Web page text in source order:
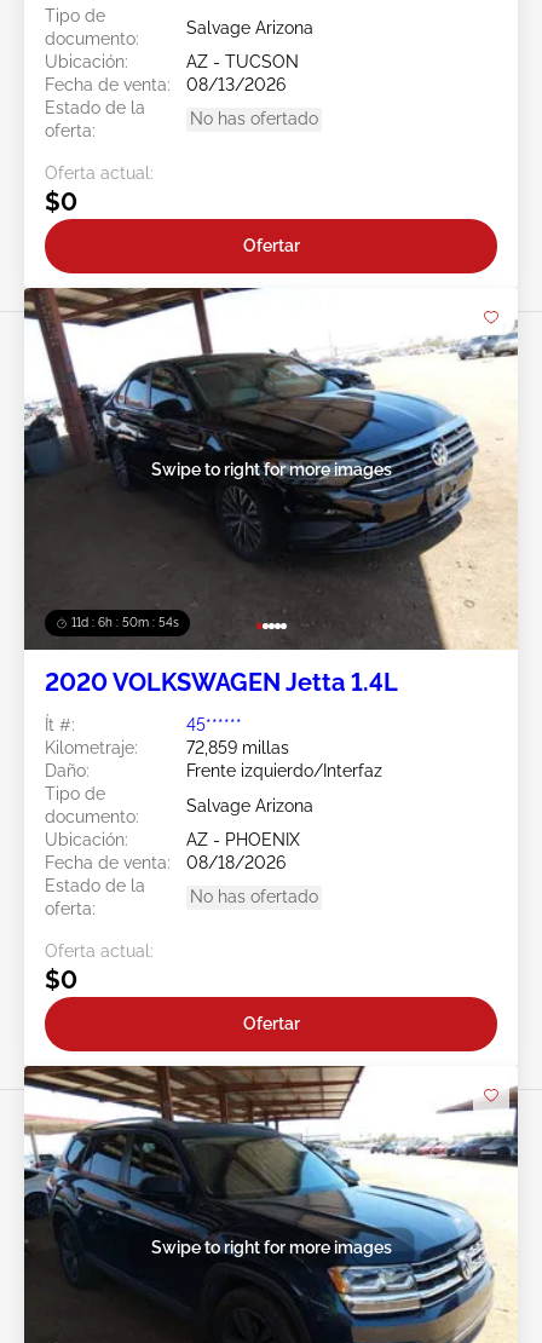
Tipo de
documento:
Salvage Arizona
Ubicación:
AZ - TUCSON
Fecha de venta:
08/13/2026
Estado de la
oferta:
No has ofertado
Oferta actual:
$0
Ofertar
11d : 6h : 50m : 51s
Swipe to right for more images
2020 VOLKSWAGEN Jetta 1.4L
Ít #:
45******
Kilometraje:
72,859 millas
Daño:
Frente izquierdo/Interfaz
Tipo de
documento:
Salvage Arizona
Ubicación:
AZ - PHOENIX
Fecha de venta:
08/18/2026
Estado de la
oferta:
No has ofertado
Oferta actual:
$0
Ofertar
Swipe to right for more images